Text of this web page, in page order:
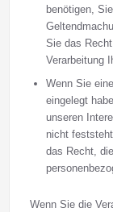
benötigen,
Sie das
Verarbeitung
Wenn Sie
eingelegt
unseren
nicht
das Recht,
Wenn Sie die